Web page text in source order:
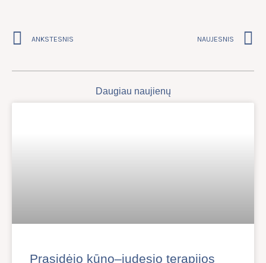
Prev
ANKSTESNIS NAUJESNIS
Daugiau naujienų
Prasidėjo kūno–judesio terapijos